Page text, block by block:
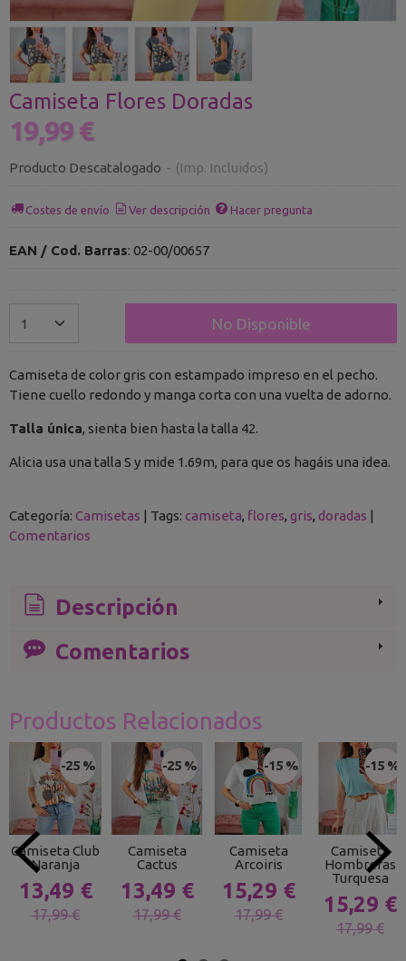
Camiseta Flores Doradas
19,99 €
Producto Descatalogado - (Imp. Incluidos)
Costes de envío Ver descripción Hacer pregunta
EAN / Cod. Barras: 02-00/00657
No Disponible
Camiseta de color gris con estampado impreso en el pecho.
Tiene cuello redondo y manga corta con una vuelta de adorno.
Talla única, sienta bien hasta la talla 42.
Alicia usa una talla S y mide 1.69m, para que os hagáis una idea.
Categoría: Camisetas | Tags: camiseta flores gris doradas |
Comentarios
Descripción
Comentarios
Productos Relacionados
-25 %
Camiseta Club
Naranja
13,49 €
17,99 €
-25 %
Camiseta
Cactus
13,49 €
17,99 €
-15 %
Camiseta
Arcoiris
15,29 €
17,99 €
-15 %
Camiseta
Hombreras
Turquesa
15,29 €
17,99 €